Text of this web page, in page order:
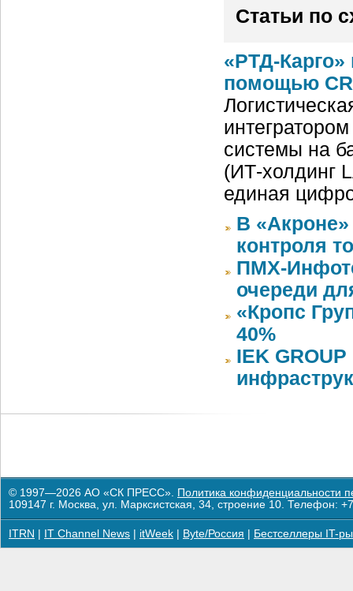
Статьи по
«РТД-Карго»
помощью
системы на
(ИТ-холдинг
единая
В
контроля
ПМХ-
очереди
«Кропс
40%
IEK
© 1997—2026 АО «СК ПРЕСС». Политика конфиденциальности
109147 г. Москва, ул. Марксистская, 34, строение 10. Телефон:
ITRN IT Channel News itWeek Byte/Россия Бестселлеры IT-